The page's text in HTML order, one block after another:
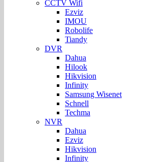
CCTV Wifi
Ezviz
IMOU
Robolife
Tiandy
DVR
Dahua
Hilook
Hikvision
Infinity
Samsung Wisenet
Schnell
Techma
NVR
Dahua
Ezviz
Hikvision
Infinity